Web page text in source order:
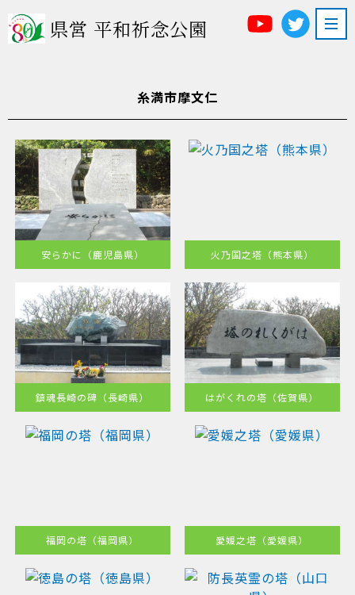
県営 平和祈念公園
糸満市摩文仁
安らかに（鹿児島県） 火乃国之塔（熊本県）
鎮魂長崎の碑（長崎県） はがくれの塔（佐賀県）
福岡の塔（福岡県） 愛媛之塔（愛媛県）